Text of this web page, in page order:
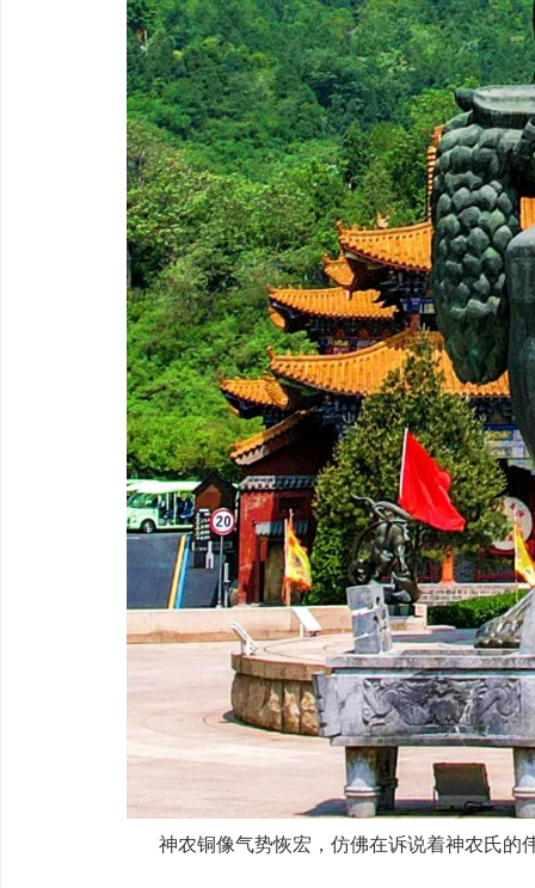
神农铜像气势恢宏，仿佛在诉说着神农氏的